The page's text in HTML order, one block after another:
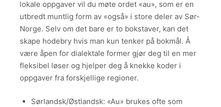
lokale oppgaver vil du møte ordet «au», som er en
utbredt muntlig form av «også» i store deler av Sør-
Norge. Selv om det bare er to bokstaver, kan det
skape hodebry hvis man kun tenker på bokmål. Å
være åpen for dialektale former gjør deg til en mer
fleksibel løser og hjelper deg å knekke koder i
oppgaver fra forskjellige regioner.
Sørlandsk/Østlandsk: «Au» brukes ofte som